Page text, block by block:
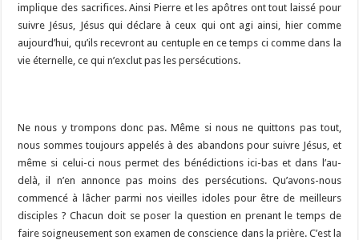
implique des sacrifices. Ainsi Pierre et les apôtres ont tout laissé pour
suivre Jésus, Jésus qui déclare à ceux qui ont agi ainsi, hier comme
aujourd’hui, qu’ils recevront au centuple en ce temps ci comme dans la
vie éternelle, ce qui n’exclut pas les persécutions.
Ne nous y trompons donc pas. Même si nous ne quittons pas tout,
nous sommes toujours appelés à des abandons pour suivre Jésus, et
même si celui-ci nous permet des bénédictions ici-bas et dans l’au-
delà, il n’en annonce pas moins des persécutions. Qu’avons-nous
commencé à lâcher parmi nos vieilles idoles pour être de meilleurs
disciples ? Chacun doit se poser la question en prenant le temps de
faire soigneusement son examen de conscience dans la prière. C’est la